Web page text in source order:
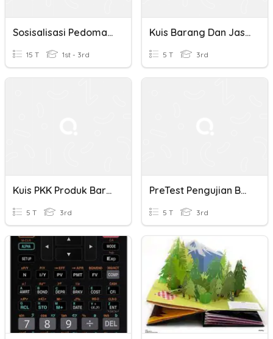
Sosisalisasi Pedoman Pengadaan Barang Dan Jasa
15 T 1st - 3rd
Kuis Barang Dan Jasa
5 T 3rd
Kuis PKK Produk Barang Dan Jasa
5 T 3rd
PreTest Pengujian Barang Dan Jasa
5 T 3rd